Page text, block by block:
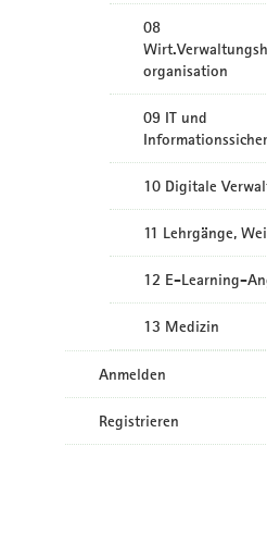
08
organisation
09 IT und
10 Digitale
11 Lehrgänge,
12 E-Learning-
13 Medizin
Anmelden
Registrieren